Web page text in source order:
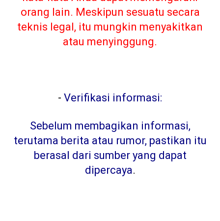
orang lain. Meskipun sesuatu secara
teknis legal, itu mungkin menyakitkan
atau menyinggung.
- Verifikasi informasi:
Sebelum membagikan informasi,
terutama berita atau rumor, pastikan itu
berasal dari sumber yang dapat
dipercaya.